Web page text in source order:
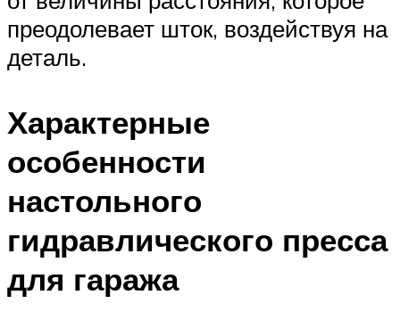
преодолевает шток, воздействуя на
деталь.
Характерные
особенности
настольного
гидравлического пресса
для гаража